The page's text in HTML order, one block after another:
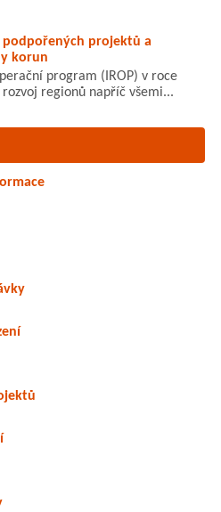
podpořených projektů a
korun
program (IROP) v roce
regionů napříč všemi...